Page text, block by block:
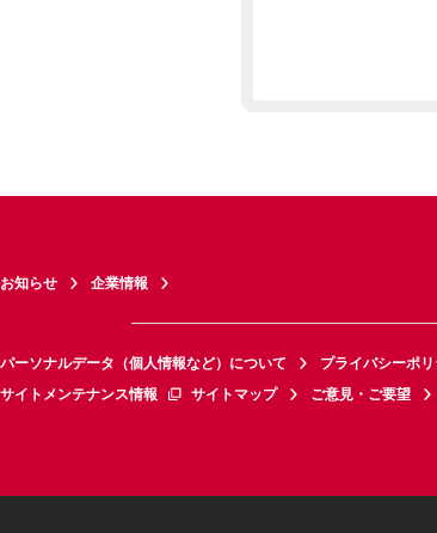
お知らせ 企業情報
パーソナルデータ（個人情報など）について プライバシーポ
サイトメンテナンス情報
サイトマップ ご意見・ご要望